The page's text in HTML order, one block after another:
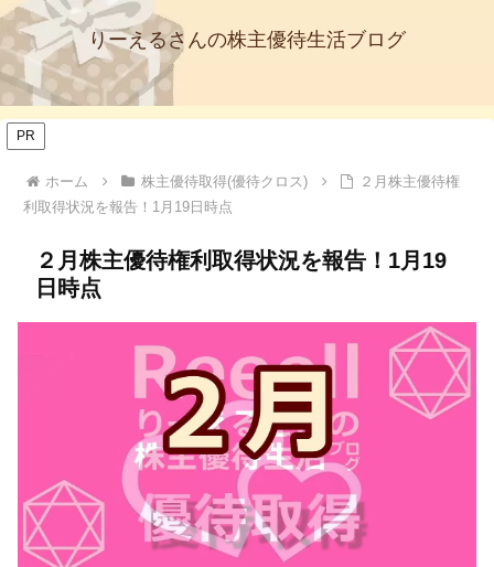
りーえるさんの株主優待生活ブログ
PR
ホーム 株主優待取得(優待クロス)
２月株主優待権
利取得状況を報告！1月19日時点
２月株主優待権利取得状況を報告！1月19
日時点